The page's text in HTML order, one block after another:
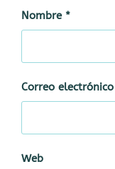
Nombre *
Correo electrónico
Web